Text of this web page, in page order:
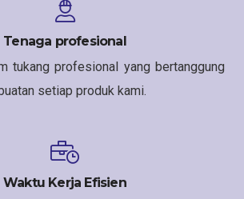
Tenaga profesional
tukang profesional yang bertanggung
setiap produk kami.
Waktu Kerja Efisien